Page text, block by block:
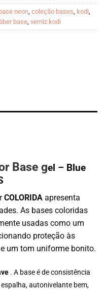
base neon coleção bases kodi
base verniz kodi
Base gel – Blue
COLORIDA apresenta
As bases coloridas
usadas como um
proteção às
um tom uniforme bonito.
. A base é de consistência
autonivelante bem,